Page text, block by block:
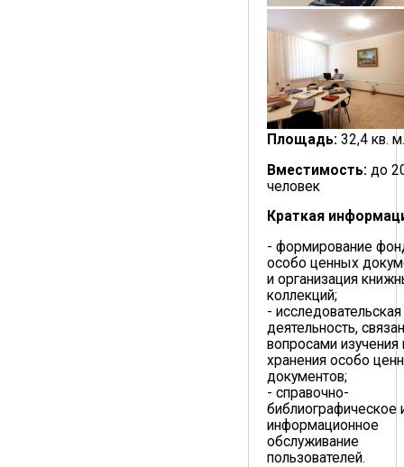
Площадь: 32,4 кв. м.
Вместимость: до
человек
Краткая
- формирование
особо ценных
и организация
коллекций;
- исследовательская
деятельность,
вопросами изучения
хранения особо
документов;
- справочно-
библиографическое
информационное
обслуживание
пользователей.